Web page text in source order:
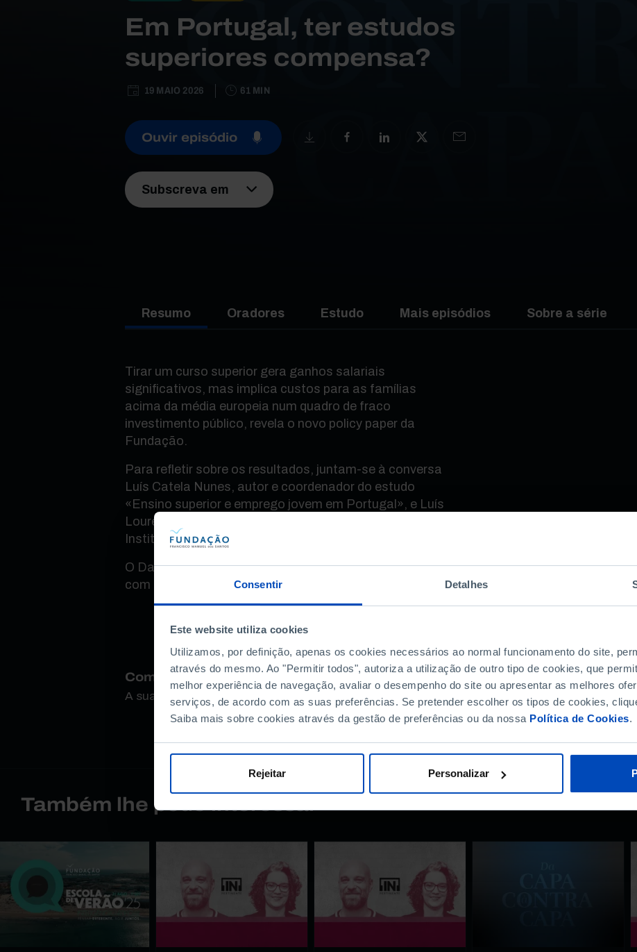
Consentir Detalhes
Este website utiliza cookies
Utilizamos, por definição, apenas os cookies necessários ao normal funcionamento do site,
através do mesmo. Ao "Permitir todos", autoriza a utilização de outro tipo de cookies, que
melhor experiência de navegação, avaliar o desempenho do site ou apresentar as melhores
serviços, de acordo com as suas preferências. Se pretender escolher os tipos de cookies,
Saiba mais sobre cookies através da gestão de preferências ou da nossa Política de Cookies.
Rejeitar Personalizar
Em Portugal, ter estudos
superiores compensa?
19 MAIO 2026 61 MIN
Ouvir episódio
Subscreva em
Resumo Oradores Estudo Mais episódios Sobre a série
Tirar um curso superior gera ganhos salariais
significativos, mas implica custos para as famílias
acima da média europeia num quadro de fraco
investimento público, revela o novo policy paper da
Fundação.
Para refletir sobre os resultados, juntam-se à conversa
Luís Catela Nunes, autor e coordenador do estudo
«Ensino superior e emprego jovem em Portugal», e Luís
Loures, presidente do Conselho Coordenador dos
Institutos Superiores Politécnicos.
O Da Capa à Contracapa é uma parceria da Fundação
com a Rádio Renascença.
Como avalia este conteúdo?
A sua opinião é importante.
Também lhe pode interessar